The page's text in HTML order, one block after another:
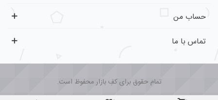
حساب من
تماس با ما
تمام حقوق برای کفِ بازار محفوظ است.